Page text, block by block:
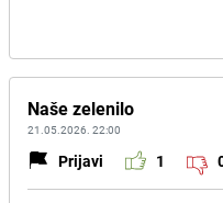
Naše zelenilo
21.05.2026. 22:00
Prijavi 1